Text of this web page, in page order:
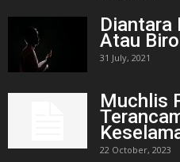
Diantara
Atau
31 July, 2021
Muchlis
22 October, 2023